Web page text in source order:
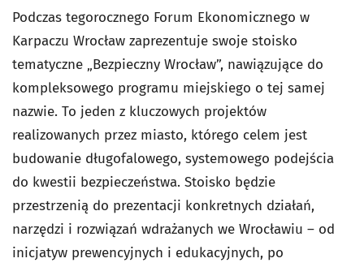
Podczas tegorocznego Forum Ekonomicznego w
Karpaczu Wrocław zaprezentuje swoje stoisko
tematyczne „Bezpieczny Wrocław”, nawiązujące do
kompleksowego programu miejskiego o tej samej
nazwie. To jeden z kluczowych projektów
realizowanych przez miasto, którego celem jest
budowanie długofalowego, systemowego podejścia
do kwestii bezpieczeństwa. Stoisko będzie
przestrzenią do prezentacji konkretnych działań,
narzędzi i rozwiązań wdrażanych we Wrocławiu – od
inicjatyw prewencyjnych i edukacyjnych, po